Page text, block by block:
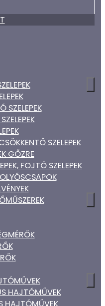
SZELEPEK
SZELEPEK
GŐZRE
FOJTÓ SZELEPEK
HAJTÓMŰVEK